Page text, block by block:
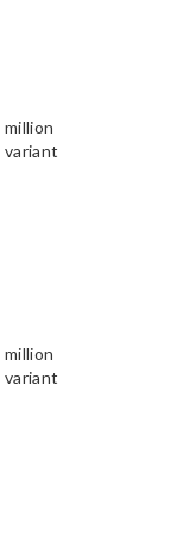
million
variant
million
variant